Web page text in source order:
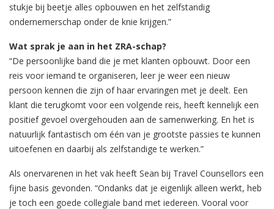
stukje bij beetje alles opbouwen en het zelfstandig
ondernemerschap onder de knie krijgen.”
Wat sprak je aan in het ZRA-schap?
“De persoonlijke band die je met klanten opbouwt. Door een
reis voor iemand te organiseren, leer je weer een nieuw
persoon kennen die zijn of haar ervaringen met je deelt. Een
klant die terugkomt voor een volgende reis, heeft kennelijk een
positief gevoel overgehouden aan de samenwerking. En het is
natuurlijk fantastisch om één van je grootste passies te kunnen
uitoefenen en daarbij als zelfstandige te werken.”
Als onervarenen in het vak heeft Sean bij Travel Counsellors een
fijne basis gevonden. “Ondanks dat je eigenlijk alleen werkt, heb
je toch een goede collegiale band met iedereen. Vooral voor